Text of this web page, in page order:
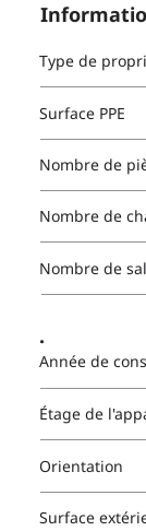
Type de
Surface PPE
Nombre de
Nombre de
Nombre de
.
Année de
Étage de
Orientation
Surface